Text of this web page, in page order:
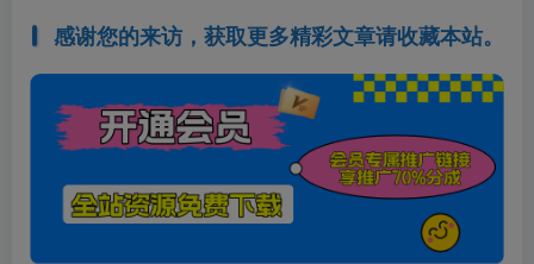
感谢您的来访，获取更多精彩文章请收藏本站。